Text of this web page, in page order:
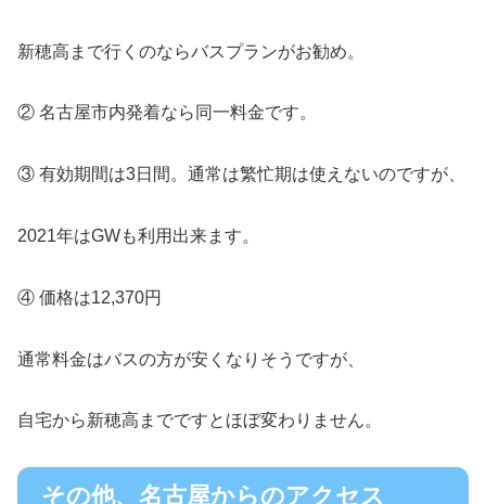
新穂高まで行くのならバスプランがお勧め。
② 名古屋市内発着なら同一料金です。
③ 有効期間は3日間。通常は繁忙期は使えないのですが、
2021年はGWも利用出来ます。
④ 価格は12,370円
通常料金はバスの方が安くなりそうですが、
自宅から新穂高までですとほぼ変わりません。
その他、名古屋からのアクセス